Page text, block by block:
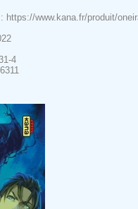
: https://www.kana.fr/produit/
4